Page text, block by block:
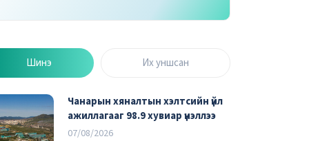
Шинэ Их уншсан
Чанарын хяналтын хэлтсийн үйл
ажиллагааг 98.9 хувиар үнэллээ
07/08/2026